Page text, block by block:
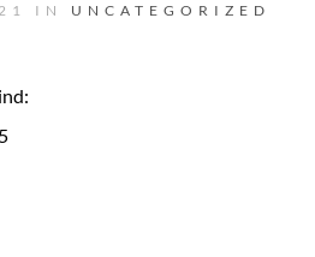
IN UNCATEGORIZED